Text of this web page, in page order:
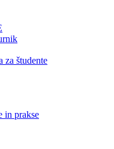
za študente
in prakse